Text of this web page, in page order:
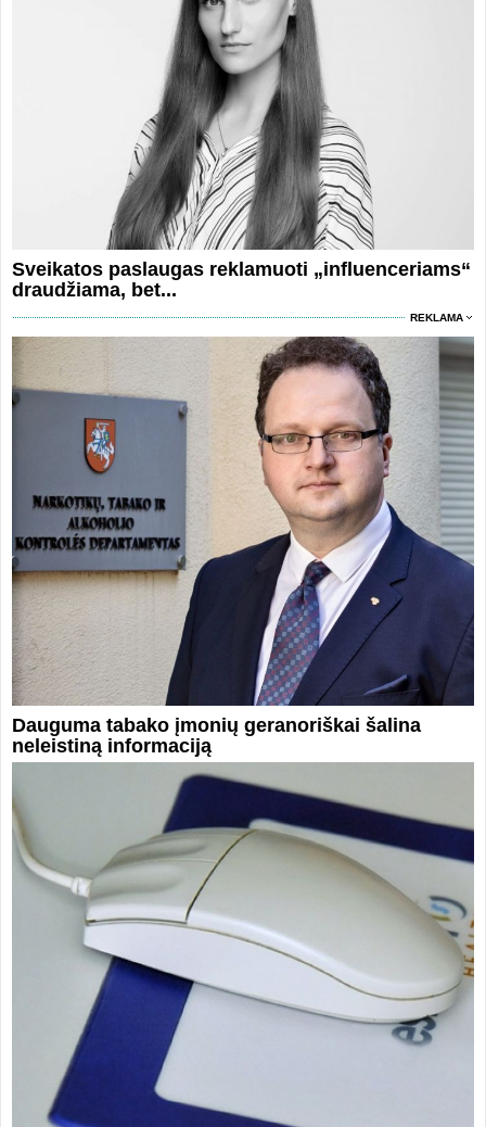
Sveikatos paslaugas reklamuoti „influenceriams“
draudžiama, bet...
REKLAMA
Dauguma tabako įmonių geranoriškai šalina
neleistiną informaciją